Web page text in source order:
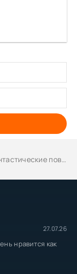
27.07.26
нравится как
и рассказы - Роальд Даль, Уильям Тенн, Феликс Кривин